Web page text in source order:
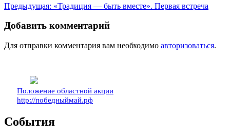
Предыдущая: «Традиция — быть вместе». Первая встреча
Добавить комментарий
Для отправки комментария вам необходимо авторизоваться.
Положение областной акции
http://победныймай.рф
События